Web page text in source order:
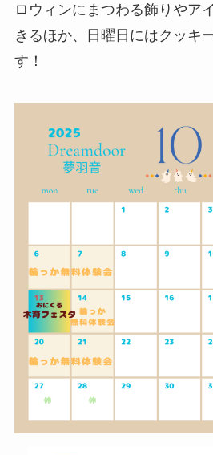
ロウィンにまつわる飾りやア
きるほか、日曜日にはクッキ
す！